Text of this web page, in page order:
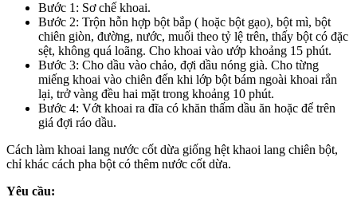
Bước 1: Sơ chế khoai.
Bước 2: Trộn hỗn hợp bột bắp ( hoặc bột gạo), bột mì, bột
chiên giòn, đường, nước, muối theo tỷ lệ trên, thấy bột có đặc
sệt, không quá loãng. Cho khoai vào ướp khoảng 15 phút.
Bước 3: Cho dầu vào chảo, đợi dầu nóng già. Cho từng
miếng khoai vào chiên đến khi lớp bột bám ngoài khoai rắn
lại, trở vàng đều hai mặt trong khoảng 10 phút.
Bước 4: Vớt khoai ra đĩa có khăn thấm dầu ăn hoặc để trên
giá đợi ráo dầu.
Cách làm khoai lang nước cốt dừa giống hệt khaoi lang chiên bột,
chỉ khác cách pha bột có thêm nước cốt dừa.
Yêu cầu: